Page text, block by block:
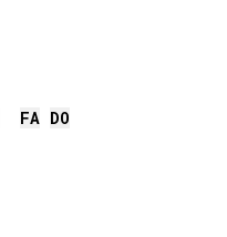
FA DO